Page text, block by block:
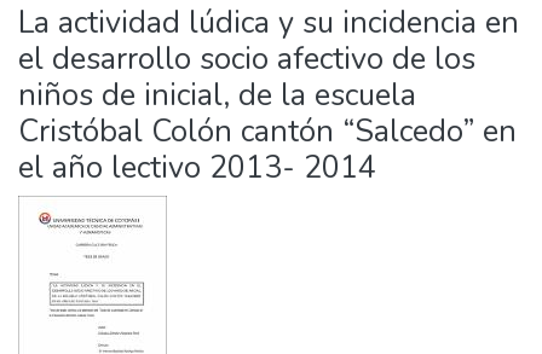
La actividad lúdica y su incidencia en
el desarrollo socio afectivo de los
niños de inicial, de la escuela
Cristóbal Colón cantón “Salcedo” en
el año lectivo 2013- 2014